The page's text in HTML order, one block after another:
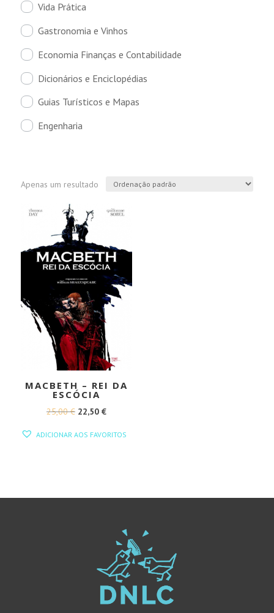
Vida Prática
Gastronomia e Vinhos
Economia Finanças e Contabilidade
Dicionários e Enciclopédias
Guias Turísticos e Mapas
Engenharia
Apenas um resultado
MACBETH – REI DA
ESCÓCIA
25,00€ O
22,50 €O
ADICIONAR AOS FAVORITOS